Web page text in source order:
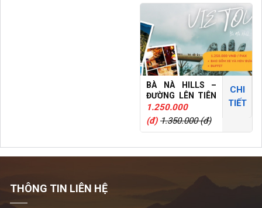
BÀ NÀ HILLS –
ĐƯỜNG LÊN TIÊN
CẢNH
1.250.000
(đ) 1.350.000 (đ)
CHI
TIẾT
THÔNG TIN LIÊN HỆ